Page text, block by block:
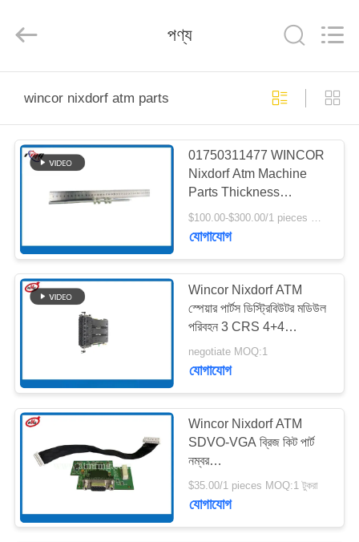
পণ্য
আমাদের
কারখানা
পরিদর্শন
আমাদের
সাথে
যোগাযোগ
খবর
Technology
All
পণ্য
wincor nixdorf atm parts
01750311477 WINCOR
Nixdorf Atm Machine
Parts Thickness
measurement shaft
$100.00-$300.00/1 pieces MOQ:1 পিস
যোগাযোগ
Wincor Nixdorf ATM
স্পেয়ার পার্টস ডিস্ট্রিবিউটর মডিউল
পরিবহন 3 CRS 4+4
1750223746
negotiate MOQ:1
যোগাযোগ
Wincor Nixdorf ATM
SDVO-VGA ব্রিজ কিট পার্ট
নম্বর
1750193154,01750193154
$35.00/1 pieces MOQ:1 টুকরা
যোগাযোগ